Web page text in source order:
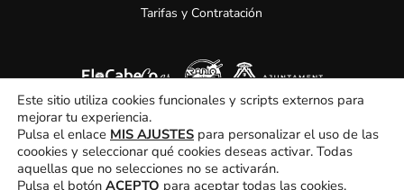
Tarifas y Contratación
Todos los derechos © 2026 MCM Pinoso | Funciona gracias a
Este sitio utiliza cookies funcionales y scripts externos para
mejorar tu experiencia.
Pulsa el enlace MIS AJUSTES para personalizar el uso de las
coookies y seleccionar qué cookies deseas activar. Todas
aquellas que no selecciones no se activarán.
Pulsa el botón ACEPTO para aceptar todas las cookies.